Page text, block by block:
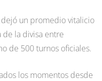
un promedio vitalicio
de la divisa entre
de 500 turnos oficiales.
los momentos desde